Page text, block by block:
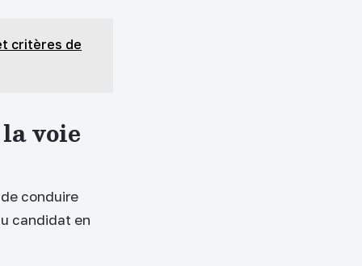
critères de
voie
conduire
candidat en